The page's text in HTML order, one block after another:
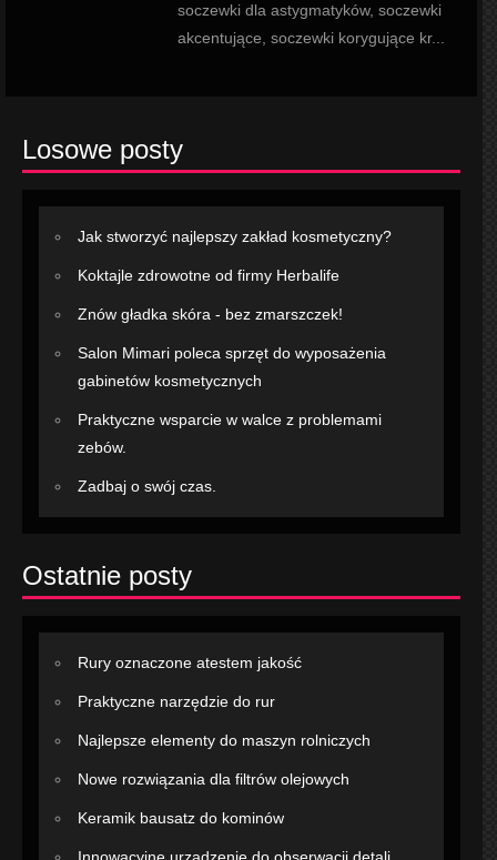
soczewki dla astygmatyków, soczewki
akcentujące, soczewki korygujące kr...
Losowe posty
Jak stworzyć najlepszy zakład kosmetyczny?
Koktajle zdrowotne od firmy Herbalife
Znów gładka skóra - bez zmarszczek!
Salon Mimari poleca sprzęt do wyposażenia
gabinetów kosmetycznych
Praktyczne wsparcie w walce z problemami
zebów.
Zadbaj o swój czas.
Ostatnie posty
Rury oznaczone atestem jakość
Praktyczne narzędzie do rur
Najlepsze elementy do maszyn rolniczych
Nowe rozwiązania dla filtrów olejowych
Keramik bausatz do kominów